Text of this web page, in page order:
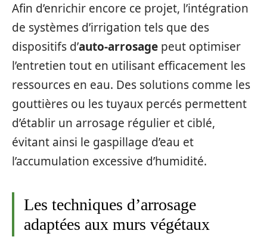
Afin d’enrichir encore ce projet, l’intégration
de systèmes d’irrigation tels que des
dispositifs d’auto-arrosage peut optimiser
l’entretien tout en utilisant efficacement les
ressources en eau. Des solutions comme les
gouttières ou les tuyaux percés permettent
d’établir un arrosage régulier et ciblé,
évitant ainsi le gaspillage d’eau et
l’accumulation excessive d’humidité.
Les techniques d’arrosage
adaptées aux murs végétaux